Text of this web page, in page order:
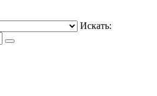
Искать: